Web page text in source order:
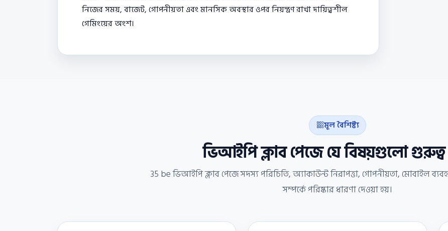
নিজের সময়, বাজেট, গোপনীয়তা এবং মানসিক অবস্থার ওপর নিয়ন্ত্রণ রাখা দায়িত্বশীল
গেমিংয়ের অংশ।
মূল বৈশিষ্ট্য
ভিআইপি ক্লাব পেজে যে বিষয়গুলো
35 be ভিআইপি ক্লাব পেজে সদস্য পরিচিতি, অ্যাকাউন্ট নিরাপত্তা, গোপনীয়তা, মোবাইল
সম্পর্কে পরিষ্কার ধারণা দেওয়া হয়।